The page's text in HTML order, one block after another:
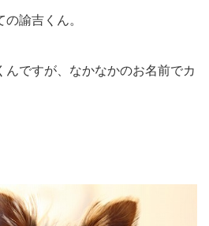
諭吉くん。
んですが、なかなかのお名前でカ